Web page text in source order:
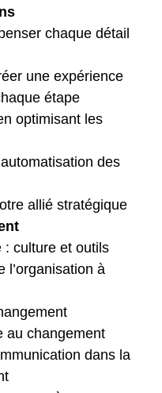
chaque détail
une expérience
étape
optimisant les
des
allié stratégique
: culture et outils
l’organisation à
au changement
dans la